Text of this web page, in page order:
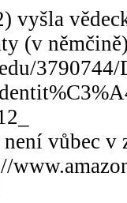
vyšla
(v
vůbec